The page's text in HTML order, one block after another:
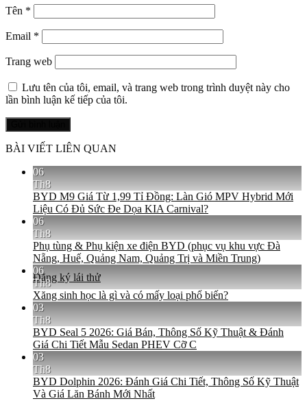
Đăng ký lái thử
Tên *
Email *
Trang web
Lưu tên của tôi, email, và trang web trong trình duyệt này cho
lần bình luận kế tiếp của tôi.
BÀI VIẾT LIÊN QUAN
06
Th8
BYD M9 Giá Từ 1,99 Tỉ Đồng: Làn Gió MPV Hybrid Mới
Liệu Có Đủ Sức Đe Dọa KIA Carnival?
06
Th8
Phụ tùng & Phụ kiện xe điện BYD (phục vụ khu vực Đà
Nẵng, Huế, Quảng Nam, Quảng Trị và Miền Trung)
06
Th8
Xăng sinh học là gì và có mấy loại phổ biến?
03
Th8
BYD Seal 5 2026: Giá Bán, Thông Số Kỹ Thuật & Đánh
Giá Chi Tiết Mẫu Sedan PHEV Cỡ C
03
Th8
BYD Dolphin 2026: Đánh Giá Chi Tiết, Thông Số Kỹ Thuật
Và Giá Lăn Bánh Mới Nhất